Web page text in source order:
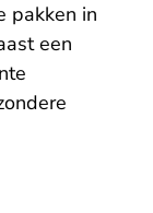
pakken in
een